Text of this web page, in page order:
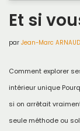
Et si
par Jean-Marc ARNAUD
Comment explorer
intérieur unique
si on arrêtait
seule méthode ou